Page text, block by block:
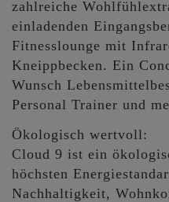
zahlreiche
einladenden
Fitnesslounge mit
Kneippbecken. Ein
Wunsch
Personal Trainer und
Ökologisch wertvoll:
Cloud 9 ist ein
höchsten
Nachhaltigkeit,